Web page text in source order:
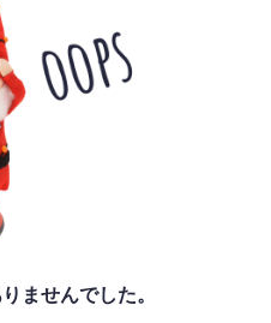
ませんでした。